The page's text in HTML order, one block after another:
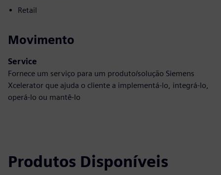
Retail
Movimento
Service
Fornece um serviço para um produto/solução Siemens
Xcelerator que ajuda o cliente a implementá-lo, integrá-lo,
operá-lo ou mantê-lo
Produtos Disponíveis